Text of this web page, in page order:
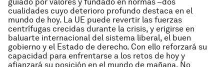
cualidades cuyo deterioro profundo destaca en el
mundo de hoy. La UE puede revertir las fuerzas
centrífugas crecidas durante la crisis, y erigirse en
baluarte internacional del sistema liberal, el buen
gobierno y el Estado de derecho. Con ello reforzará su
capacidad para enfrentarse a los retos de hoy y
afianzará su posición en el mundo de mañana. No